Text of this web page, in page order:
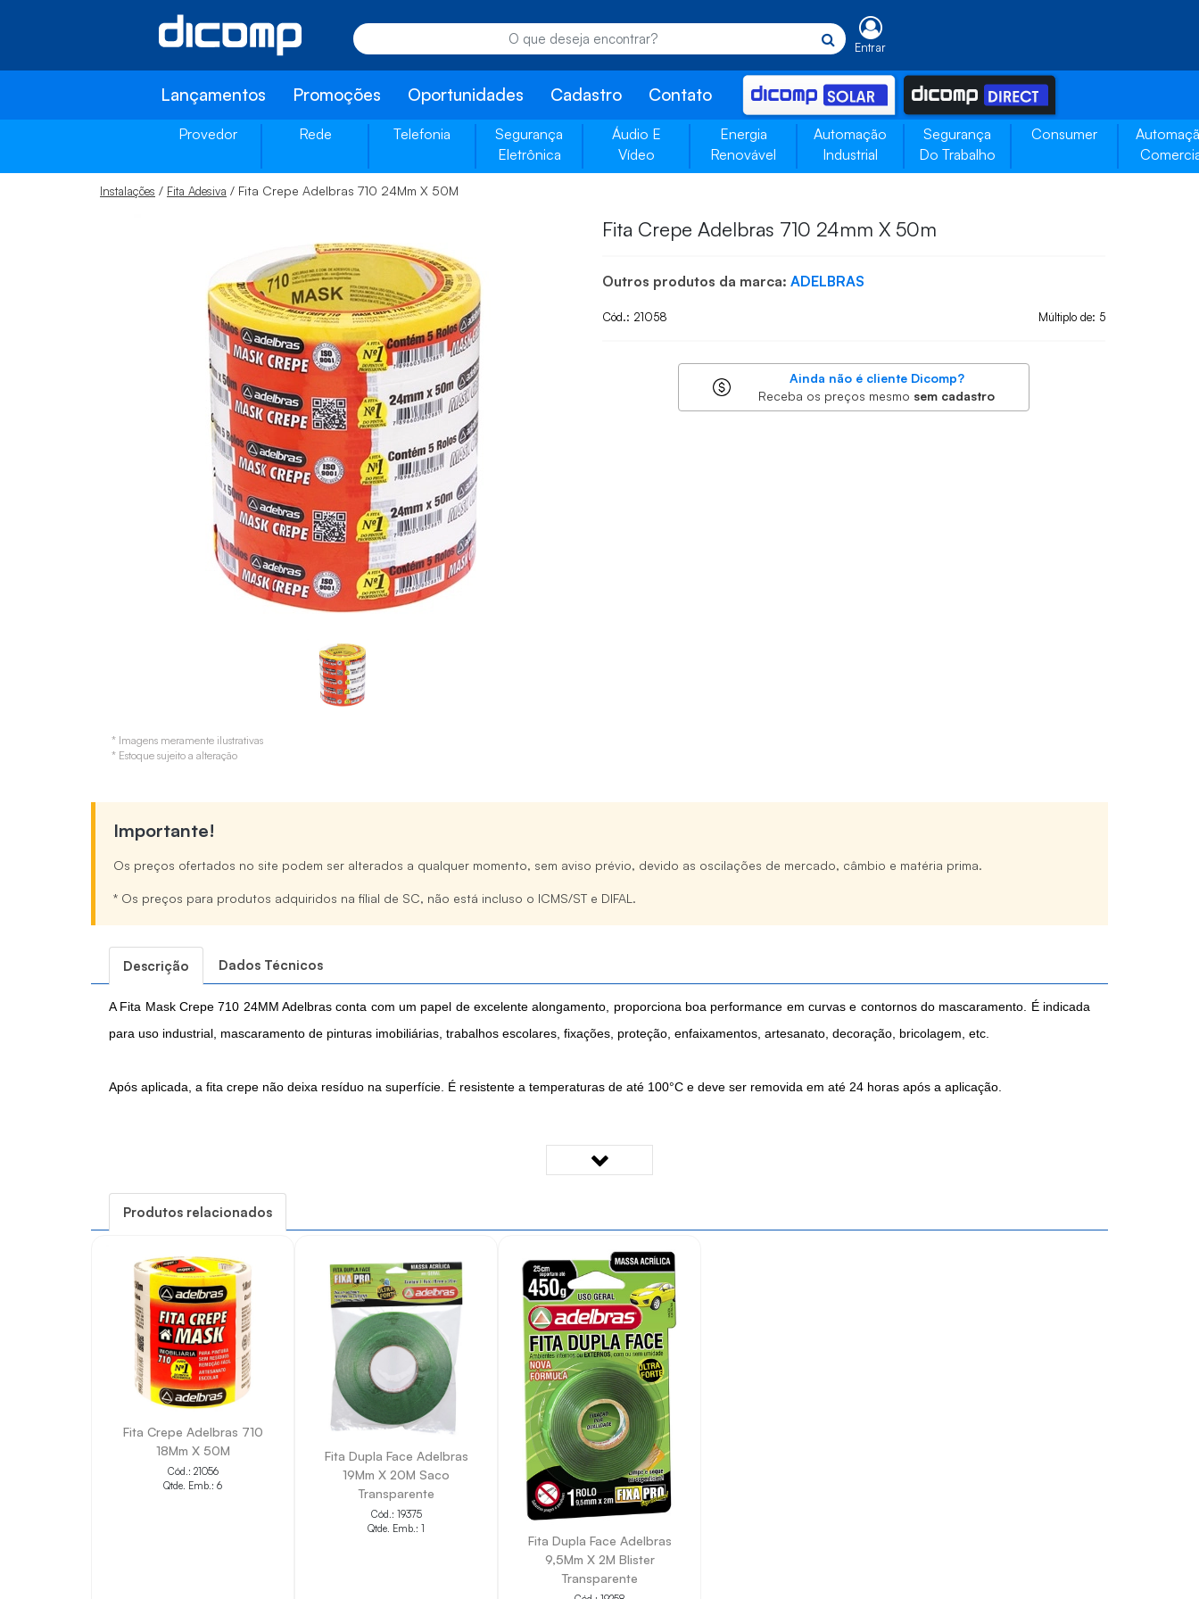
Entrar
Lançamentos Promoções Oportunidades Cadastro Contato
Provedor Rede Telefonia
Segurança
Eletrônica
Áudio E
Vídeo
Energia
Renovável
Automação
Industrial
Segurança
Do Trabalho
Consumer
Instalações / Fita Adesiva / Fita Crepe Adelbras 710 24Mm X 50M
* Imagens meramente ilustrativas
* Estoque sujeito a alteração
Fita Crepe Adelbras 710 24mm X 50m
Outros produtos da marca: ADELBRAS
Cód.: 21058 Múltiplo de: 5
Ainda não é cliente Dicomp?
Receba os preços mesmo sem cadastro
Importante!
Os preços ofertados no site podem ser alterados a qualquer momento, sem aviso prévio, devido as oscilações de mercado, câmbio e matéria prima.
* Os preços para produtos adquiridos na filial de SC, não está incluso o ICMS/ST e DIFAL.
Descrição Dados Técnicos
A Fita Mask Crepe 710 24MM Adelbras conta com um papel de excelente alongamento, proporciona boa performance em curvas e contornos do mascaramento. É indicada
para uso industrial, mascaramento de pinturas imobiliárias, trabalhos escolares, fixações, proteção, enfaixamentos, artesanato, decoração, bricolagem, etc.
Após aplicada, a fita crepe não deixa resíduo na superfície. É resistente a temperaturas de até 100°C e deve ser removida em até 24 horas após a aplicação.
Produtos relacionados
Fita Crepe Adelbras 710
18Mm X 50M
Cód.: 21056
Qtde. Emb.: 6
Fita Dupla Face Adelbras
19Mm X 20M Saco
Transparente
Cód.: 19375
Qtde. Emb.: 1
Fita Dupla Face Adelbras
9,5Mm X 2M Blister
Transparente